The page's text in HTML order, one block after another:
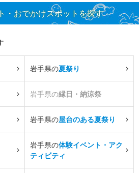
・おでかけスポットを探す
岩手県の夏祭り
岩手県の縁日・納涼祭
岩手県の屋台のある夏祭り
岩手県の体験イベント・アク
ティビティ